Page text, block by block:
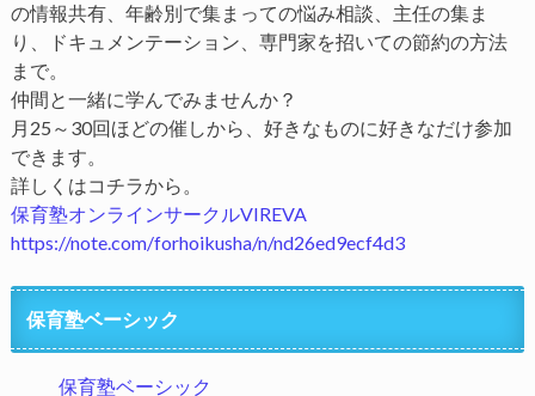
の情報共有、年齢別で集まっての悩み相談、主任の集ま
り、ドキュメンテーション、専門家を招いての節約の方法
まで。
仲間と一緒に学んでみませんか？
月25～30回ほどの催しから、好きなものに好きなだけ参加
できます。
詳しくはコチラから。
保育塾オンラインサークルVIREVA
https://note.com/forhoikusha/n/nd26ed9ecf4d3
保育塾ベーシック
保育塾ベーシック